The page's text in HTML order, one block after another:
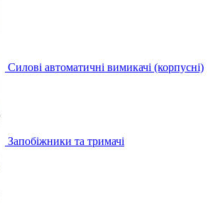
Силові автоматичні вимикачі (корпусні)
Запобіжники та тримачі